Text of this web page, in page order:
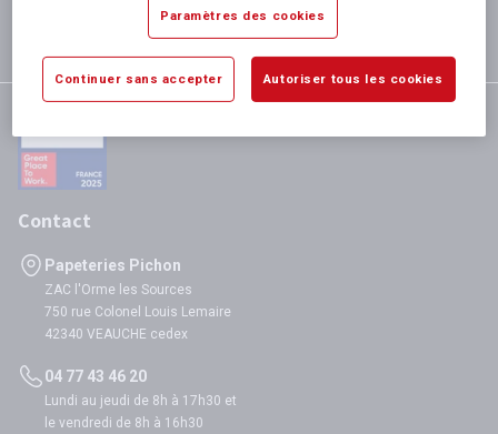
satisfaction totale
Contact
Papeteries Pichon
ZAC l'Orme les Sources
750 rue Colonel Louis Lemaire
42340 VEAUCHE cedex
04 77 43 46 20
Lundi au jeudi de 8h à 17h30 et
le vendredi de 8h à 16h30
Paramètres des cookies
Continuer sans accepter Autoriser tous les cookies